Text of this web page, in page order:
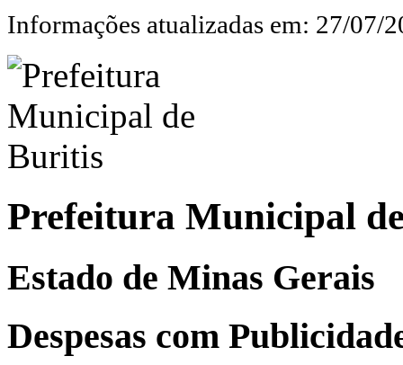
Informações atualizadas em: 27/07/
Prefeitura Municipal
Estado de Minas Gerais
Despesas com